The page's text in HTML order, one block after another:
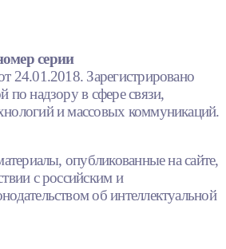
серии
Зарегистрировано
по надзору в сфере связи,
и массовых коммуникаций.
опубликованные на сайте,
с российским и
об интеллектуальной